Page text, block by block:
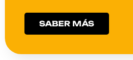
SABER MÁS